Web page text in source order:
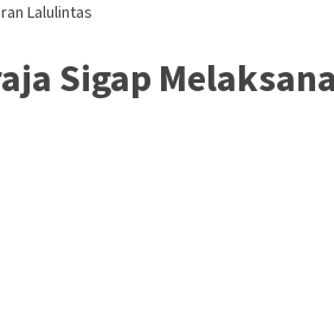
Lalulintas
Sigap